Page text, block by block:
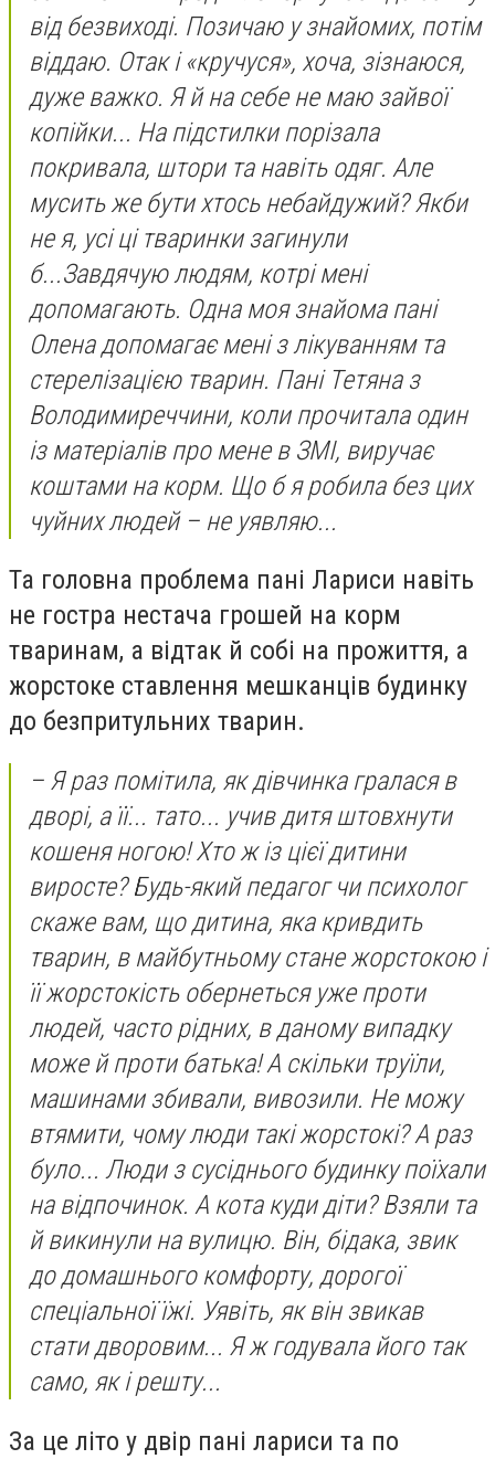
від безвиході. Позичаю у знайомих, потім
віддаю. Отак і «кручуся», хоча, зізнаюся,
дуже важко. Я й на себе не маю зайвої
копійки... На підстилки порізала
покривала, штори та навіть одяг. Але
мусить же бути хтось небайдужий? Якби
не я, усі ці тваринки загинули
б...Завдячую людям, котрі мені
допомагають. Одна моя знайома пані
Олена допомагає мені з лікуванням та
стерелізацією тварин. Пані Тетяна з
Володимиреччини, коли прочитала один
із матеріалів про мене в ЗМІ, виручає
коштами на корм. Що б я робила без цих
чуйних людей – не уявляю...
Та головна проблема пані Лариси навіть
не гостра нестача грошей на корм
тваринам, а відтак й собі на прожиття, а
жорстоке ставлення мешканців будинку
до безпритульних тварин.
– Я раз помітила, як дівчинка гралася в
дворі, а її... тато... учив дитя штовхнути
кошеня ногою! Хто ж із цієї дитини
виросте? Будь-який педагог чи психолог
скаже вам, що дитина, яка кривдить
тварин, в майбутньому стане жорстокою і
її жорстокість обернеться уже проти
людей, часто рідних, в даному випадку
може й проти батька! А скільки труїли,
машинами збивали, вивозили. Не можу
втямити, чому люди такі жорстокі? А раз
було... Люди з сусіднього будинку поїхали
на відпочинок. А кота куди діти? Взяли та
й викинули на вулицю. Він, бідака, звик
до домашнього комфорту, дорогої
спеціальної їжі. Уявіть, як він звикав
стати дворовим... Я ж годувала його так
само, як і решту...
За це літо у двір пані лариси та по